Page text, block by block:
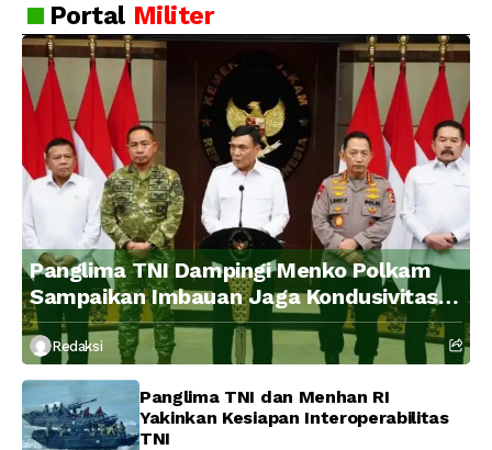
Portal Militer
Panglima TNI Dampingi Menko Polkam
Sampaikan Imbauan Jaga Kondusivitas
Bangsa
Redaksi
Panglima TNI dan Menhan RI
Yakinkan Kesiapan Interoperabilitas
TNI